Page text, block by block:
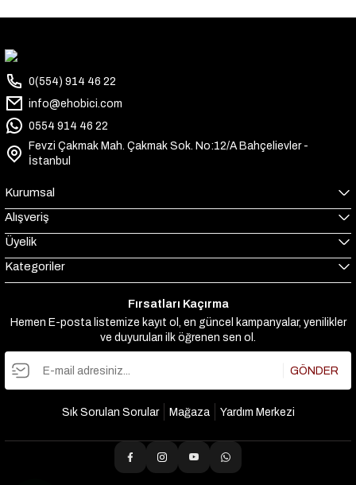
0(554) 914 46 22
info@ehobici.com
0554 914 46 22
Fevzi Çakmak Mah. Çakmak Sok. No:12/A Bahçelievler -
İstanbul
Kurumsal
Alışveriş
Üyelik
Kategoriler
Fırsatları Kaçırma
Hemen E-posta listemize kayıt ol, en güncel kampanyalar, yenilikler
ve duyuruları ilk öğrenen sen ol.
GÖNDER
Sık Sorulan Sorular Mağaza Yardım Merkezi